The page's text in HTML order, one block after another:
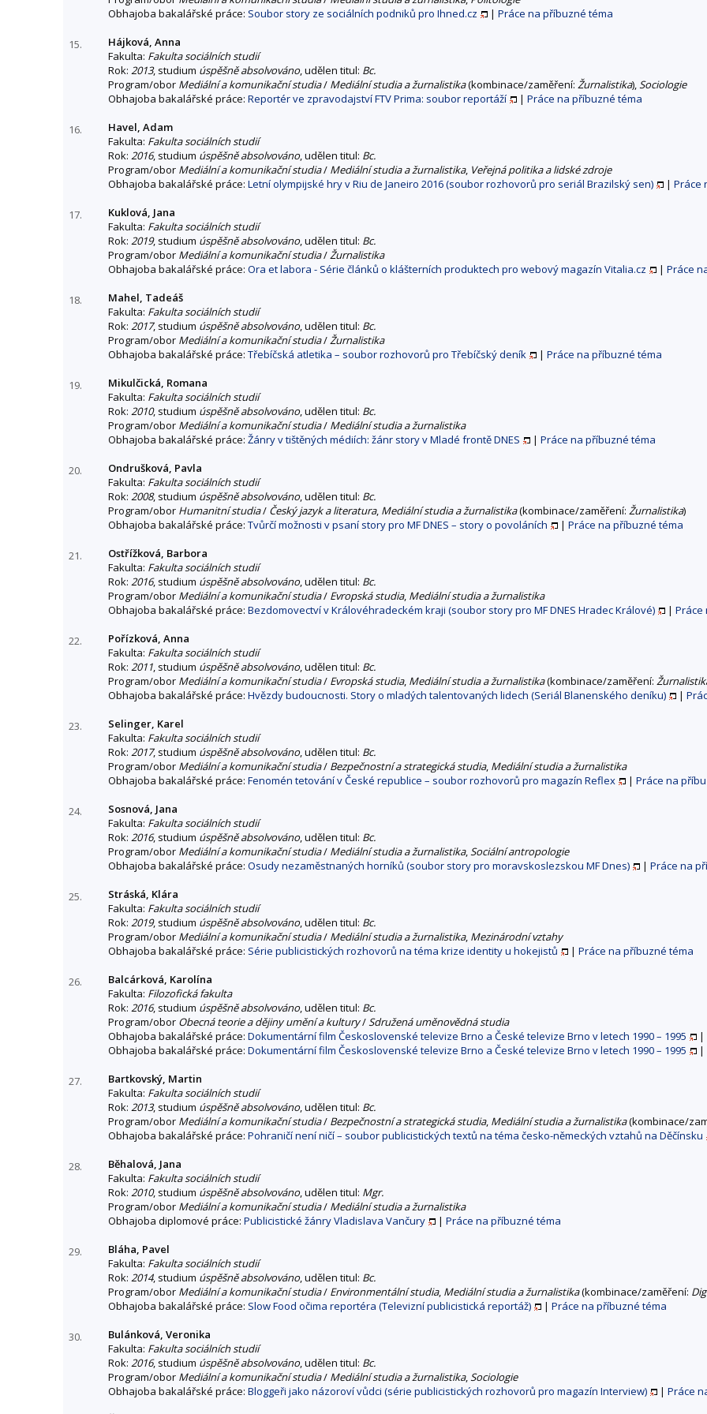
Obhajoba bakalářské práce: Soubor story ze sociálních podniků pro Ihned.cz | Práce na příbuzné téma
15.
Hájková, Anna
Fakulta: Fakulta sociálních studií
Rok: 2013, studium úspěšně absolvováno, udělen titul: Bc.
Program/obor Mediální a komunikační studia/ Mediální studia a žurnalistika(kombinace/zaměření: Žurnalistika),Sociologie
Obhajoba bakalářské práce: Reportér ve zpravodajství FTV Prima: soubor reportáží | Práce na příbuzné téma
16.
Havel, Adam
Fakulta: Fakulta sociálních studií
Rok: 2016, studium úspěšně absolvováno, udělen titul: Bc.
Program/obor Mediální a komunikační studia/ Mediální studia a žurnalistika, Veřejná politika a lidské zdroje
Obhajoba bakalářské práce: Letní olympijské hry v Riu de Janeiro 2016 (soubor rozhovorů pro seriál Brazilský sen) | Práce
17.
Kuklová, Jana
Fakulta: Fakulta sociálních studií
Rok: 2019, studium úspěšně absolvováno, udělen titul: Bc.
Program/obor Mediální a komunikační studia/Žurnalistika
Obhajoba bakalářské práce: Ora et labora - Série článků o klášterních produktech pro webový magazín Vitalia.cz | Práce
18.
Mahel, Tadeáš
Fakulta: Fakulta sociálních studií
Rok: 2017, studium úspěšně absolvováno, udělen titul: Bc.
Program/obor Mediální a komunikační studia/Žurnalistika
Obhajoba bakalářské práce: Třebíčská atletika – soubor rozhovorů pro Třebíčský deník | Práce na příbuzné téma
19.
Mikulčická, Romana
Fakulta: Fakulta sociálních studií
Rok: 2010, studium úspěšně absolvováno, udělen titul: Bc.
Program/obor Mediální a komunikační studia/ Mediální studia a žurnalistika
Obhajoba bakalářské práce: Žánry v tištěných médiích: žánr story v Mladé frontě DNES | Práce na příbuzné téma
20.
Ondrušková, Pavla
Fakulta: Fakulta sociálních studií
Rok: 2008, studium úspěšně absolvováno, udělen titul: Bc.
Program/obor Humanitní studia/ Český jazyk a literatura, Mediální studia a žurnalistika(kombinace/zaměření: Žurnalistika)
Obhajoba bakalářské práce: Tvůrčí možnosti v psaní story pro MF DNES – story o povoláních | Práce na příbuzné téma
21.
Ostřížková, Barbora
Fakulta: Fakulta sociálních studií
Rok: 2016, studium úspěšně absolvováno, udělen titul: Bc.
Program/obor Mediální a komunikační studia/ Evropská studia, Mediální studia a žurnalistika
Obhajoba bakalářské práce: Bezdomovectví v Královéhradeckém kraji (soubor story pro MF DNES Hradec Králové) | Práce
22.
Pořízková, Anna
Fakulta: Fakulta sociálních studií
Rok: 2011, studium úspěšně absolvováno, udělen titul: Bc.
Program/obor Mediální a komunikační studia/ Evropská studia, Mediální studia a žurnalistika(kombinace/zaměření:
Obhajoba bakalářské práce: Hvězdy budoucnosti. Story o mladých talentovaných lidech (Seriál Blanenského deníku) |
23.
Selinger, Karel
Fakulta: Fakulta sociálních studií
Rok: 2017, studium úspěšně absolvováno, udělen titul: Bc.
Program/obor Mediální a komunikační studia/ Bezpečnostní a strategická studia, Mediální studia a žurnalistika
Obhajoba bakalářské práce: Fenomén tetování v České republice – soubor rozhovorů pro magazín Reflex | Práce na
24.
Sosnová, Jana
Fakulta: Fakulta sociálních studií
Rok: 2016, studium úspěšně absolvováno, udělen titul: Bc.
Program/obor Mediální a komunikační studia/ Mediální studia a žurnalistika,Sociální antropologie
Obhajoba bakalářské práce: Osudy nezaměstnaných horníků (soubor story pro moravskoslezskou MF Dnes) | Práce na
25.
Stráská, Klára
Fakulta: Fakulta sociálních studií
Rok: 2019, studium úspěšně absolvováno, udělen titul: Bc.
Program/obor Mediální a komunikační studia/ Mediální studia a žurnalistika, Mezinárodní vztahy
Obhajoba bakalářské práce: Série publicistických rozhovorů na téma krize identity u hokejistů | Práce na příbuzné téma
26.
Balcárková, Karolína
Fakulta: Filozofická fakulta
Rok: 2016, studium úspěšně absolvováno, udělen titul: Bc.
Program/obor Obecná teorie a dějiny umění a kultury/Sdružená uměnovědná studia
Obhajoba bakalářské práce: Dokumentární film Československé televize Brno a České televize Brno v letech 1990 – 1995
|
Obhajoba bakalářské práce: Dokumentární film Československé televize Brno a České televize Brno v letech 1990 – 1995 |
27.
Bartkovský, Martin
Fakulta: Fakulta sociálních studií
Rok: 2013, studium úspěšně absolvováno, udělen titul: Bc.
Program/obor Mediální a komunikační studia/ Bezpečnostní a strategická studia, Mediální studia a žurnalistika(kombinace/
Obhajoba bakalářské práce: Pohraničí není ničí – soubor publicistických textů na téma česko-německých vztahů na Děčínsku
28.
Běhalová, Jana
Fakulta: Fakulta sociálních studií
Rok: 2010, studium úspěšně absolvováno, udělen titul: Mgr.
Program/obor Mediální a komunikační studia/ Mediální studia a žurnalistika
Obhajoba diplomové práce: Publicistické žánry Vladislava Vančury | Práce na příbuzné téma
29.
Bláha, Pavel
Fakulta: Fakulta sociálních studií
Rok: 2014, studium úspěšně absolvováno, udělen titul: Bc.
Program/obor Mediální a komunikační studia/ Environmentální studia, Mediální studia a žurnalistika(kombinace/zaměření:
Obhajoba bakalářské práce: Slow Food očima reportéra (Televizní publicistická reportáž) | Práce na příbuzné téma
30.
Bulánková, Veronika
Fakulta: Fakulta sociálních studií
Rok: 2016, studium úspěšně absolvováno, udělen titul: Bc.
Program/obor Mediální a komunikační studia/ Mediální studia a žurnalistika,Sociologie
Obhajoba bakalářské práce: Bloggeři jako názoroví vůdci (série publicistických rozhovorů pro magazín Interview) | Práce